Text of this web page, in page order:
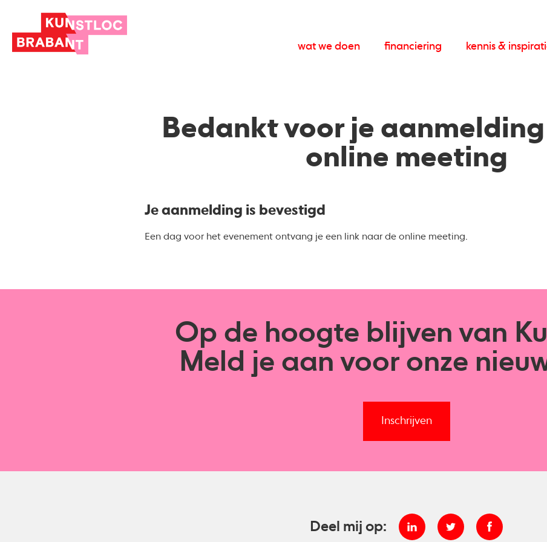
wat we doen financiering kennis &
Bedankt voor je
online meeting
Je aanmelding is bevestigd
Een dag voor het evenement ontvang je een link naar de online meeting.
Op de hoogte blijven van
Meld je aan voor onze
Inschrijven
Deel mij op: